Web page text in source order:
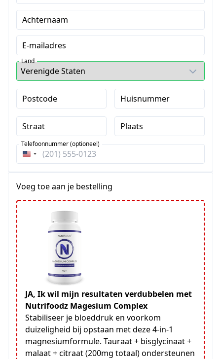
Achternaam
E-mailadres
Land
Postcode Huisnummer
Straat Plaats
Verenigde
Telefoonnummer (optioneel)
Voeg toe aan je bestelling
JA, Ik wil mijn resultaten verdubbelen met
Nutrifoodz Magesium Complex
Stabiliseer je bloeddruk en voorkom
duizeligheid bij opstaan met deze 4-in-1
magnesiumformule. Tauraat + bisglycinaat +
malaat + citraat (200mg totaal) ondersteunen